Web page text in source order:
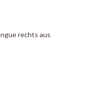
rechts aus